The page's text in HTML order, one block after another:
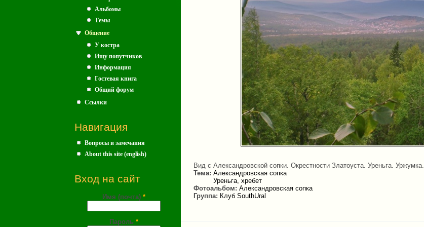
Альбомы
Темы
Общение
У костра
Ищу попутчиков
Информация
Гостевая книга
Общий форум
Ссылки
Навигация
Вопросы и замечания
About this site (english)
Вход на сайт
Имя (почта) *
Пароль *
Вид с Александровской сопки. Окрестности Златоуста. Уреньга. Уржумка.
Тема: Александровская сопка
Уреньга, хребет
Фотоальбом: Александровская сопка
Группа: Клуб SouthUral